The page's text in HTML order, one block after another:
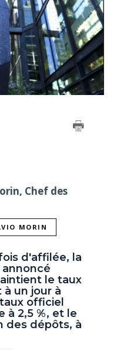
Chef des
MORIN
d'affilée, la
annoncé
le taux
un jour à
officiel
à 2,5 %, et le
des dépôts, à